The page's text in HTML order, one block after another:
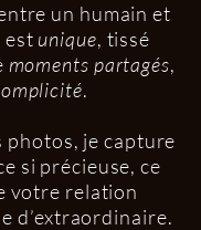
un humain et
est unique, tissé
moments partagés,
.
photos, je capture
si précieuse, ce
votre relation
d’extraordinaire.